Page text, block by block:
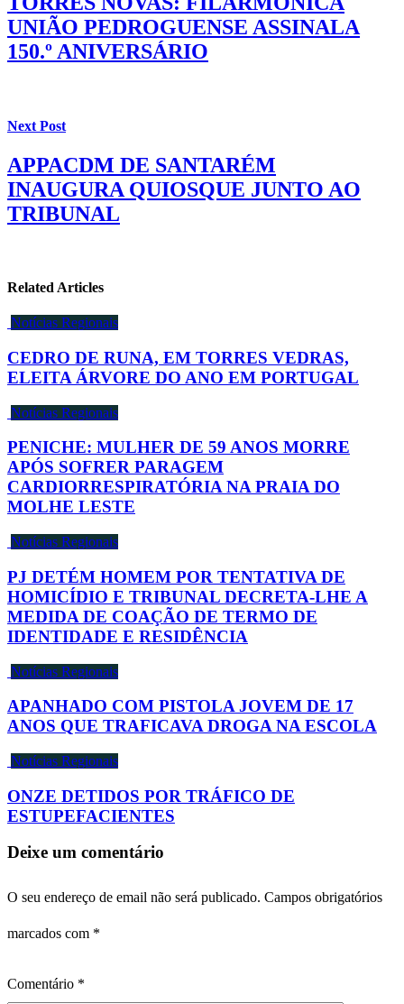
UNIÃO PEDROGUENSE ASSINALA
150.º ANIVERSÁRIO
Next Post
APPACDM DE SANTARÉM
INAUGURA QUIOSQUE JUNTO AO
TRIBUNAL
Related Articles
Notícias Regionais
CEDRO DE RUNA, EM TORRES VEDRAS,
ELEITA ÁRVORE DO ANO EM PORTUGAL
Notícias Regionais
PENICHE: MULHER DE 59 ANOS MORRE
APÓS SOFRER PARAGEM
CARDIORRESPIRATÓRIA NA PRAIA DO
MOLHE LESTE
Notícias Regionais
PJ DETÉM HOMEM POR TENTATIVA DE
HOMICÍDIO E TRIBUNAL DECRETA-LHE A
MEDIDA DE COAÇÃO DE TERMO DE
IDENTIDADE E RESIDÊNCIA
Notícias Regionais
APANHADO COM PISTOLA JOVEM DE 17
ANOS QUE TRAFICAVA DROGA NA ESCOLA
Notícias Regionais
ONZE DETIDOS POR TRÁFICO DE
ESTUPEFACIENTES
Deixe um comentário
O seu endereço de email não será publicado. Campos obrigatórios
marcados com *
Comentário *